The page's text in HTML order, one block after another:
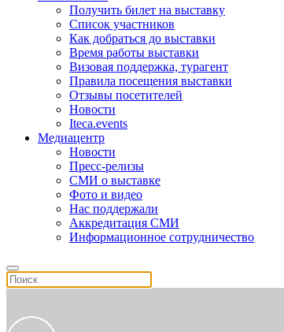
Получить билет на выставку
Список участников
Как добраться до выставки
Время работы выставки
Визовая поддержка, турагент
Правила посещения выставки
Отзывы посетителей
Новости
Iteca.events
Медиацентр
Новости
Пресс-релизы
СМИ о выставке
Фото и видео
Нас поддержали
Аккредитация СМИ
Информационное сотрудничество